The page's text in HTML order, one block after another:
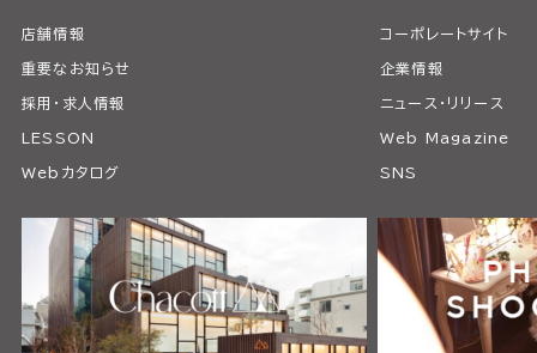
店舗情報 コーポレートサイト
重要なお知らせ 企業情報
採用・求人情報 ニュース・リリース
LESSON Web Magazine
Webカタログ SNS